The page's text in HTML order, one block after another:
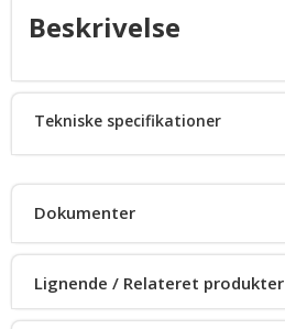
Dokumenter
Desværre
Lignende / Relateret produkter
Beskrivelse
Tekniske specifikationer